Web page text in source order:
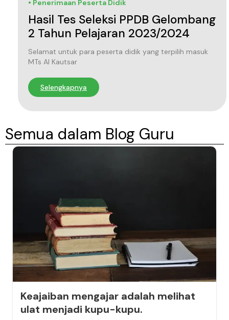
• Penerimaan Peserta Didik
Hasil Tes Seleksi PPDB Gelombang
2 Tahun Pelajaran 2023/2024
Selamat untuk para peserta didik yang terpilih masuk
MTs Al Kautsar
Selengkapnya
Semua dalam Blog Guru
Keajaiban mengajar adalah melihat
ulat menjadi kupu-kupu.